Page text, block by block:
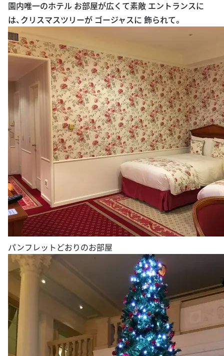
園内唯一のホテル お部屋が広くて素敵 エントランスに
は、クリスマスツリーが ゴージャスに 飾られて。
パンフレットどおりのお部屋